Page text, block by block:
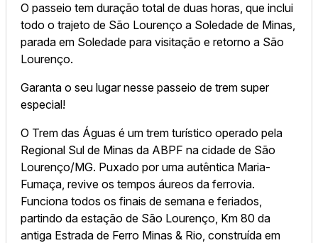
O passeio tem duração total de duas horas, que inclui
todo o trajeto de São Lourenço a Soledade de Minas,
parada em Soledade para visitação e retorno a São
Lourenço.
Garanta o seu lugar nesse passeio de trem super
especial!
O Trem das Águas é um trem turístico operado pela
Regional Sul de Minas da ABPF na cidade de São
Lourenço/MG. Puxado por uma autêntica Maria-
Fumaça, revive os tempos áureos da ferrovia.
Funciona todos os finais de semana e feriados,
partindo da estação de São Lourenço, Km 80 da
antiga Estrada de Ferro Minas & Rio, construída em